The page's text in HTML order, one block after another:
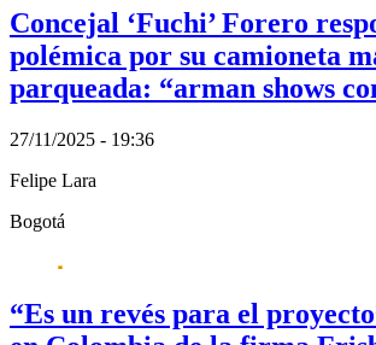
Concejal ‘Fuchi’ Forero
polémica por su camioneta
parqueada: “arman shows
27/11/2025 - 19:36
Felipe Lara
Bogotá
“Es un revés para el